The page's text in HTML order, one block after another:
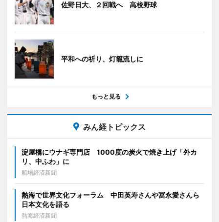
佐野日大、２回戦へ 高校野球
平和への祈り、灯籠流しに
もっと見る
みん経トピックス
淀屋橋にウナギ専門店 1000度の炭火で焼き上げ「外カ
リ、中ふわ」に
船場経済新聞
熱海で世界文化フォーラム 中田英寿さんや冨永愛さんら
日本文化を語る
熱海経済新聞